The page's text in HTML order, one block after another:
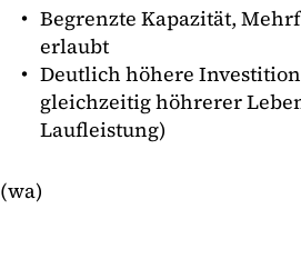
Begrenzte Kapazität,
erlaubt
Deutlich höhere
gleichzeitig höhrerer
Laufleistung)
(wa)